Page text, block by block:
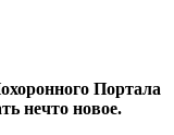
Портала
нечто новое.